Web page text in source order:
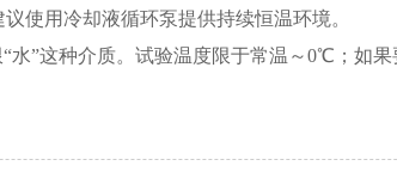
使用冷却液循环泵提供持续恒温环境。
水”这种介质。试验温度限于常温～0℃；如